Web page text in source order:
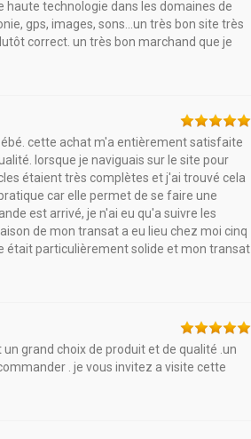
haute technologie dans les domaines de
gps, images, sons...un très bon site très
correct. un très bon marchand que je
cette achat m'a entièrement satisfaite
lorsque je naviguais sur le site pour
étaient très complètes et j'ai trouvé cela
car elle permet de se faire une
est arrivé, je n'ai eu qu'a suivre les
de mon transat a eu lieu chez moi cinq
était particulièrement solide et mon transat
grand choix de produit et de qualité .un
. je vous invitez a visite cette